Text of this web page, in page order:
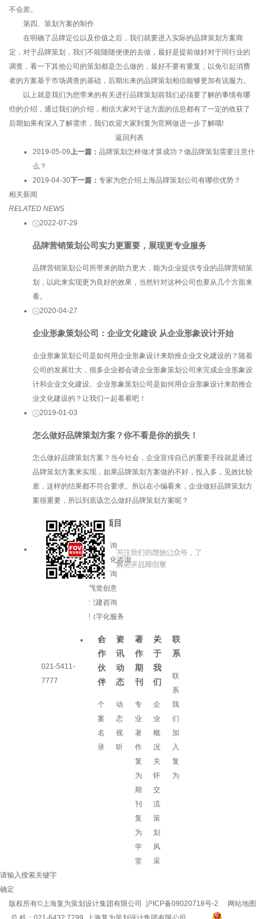
不会差。
第四、策划方案的制作
在明确了品牌定位以及价值之后，我们就要进入实际的品牌策划方案商
定，对于品牌策划，我们不能随随便便的去做，最好是提前做好对于同行业的
调查，看一下其他公司的策划都是怎么做的，最好不要有重复，以免引起消费
者的方案基于市场调查的基础，后期出来的品牌策划相信能够更加有说服力。
以上就是我们为您带来的有关进行品牌策划前我们必须要了解的事情有哪
些的介绍，通过我们的介绍，相信大家对于这方面的信息都有了一定的收获了
后期如果有深入了解需求，我们欢迎大家到复为官网做进一步了解哦!
返回列表
2019-05-09上一篇： 品牌策划怎样做才算成功？做品牌策划需要注意什
么？
2019-04-30下一篇： 专家为您介绍上海品牌策划公司有哪些优势？
相关新闻
RELATED NEWS
2022-07-29
品牌营销策划公司实力更重要，展现更专业服务
品牌营销策划公司所带来的助力更大，能为企业提供专业的品牌营销策
划，以此来实现更为良好的效果，当然针对这种公司也要从几个方面来
看。
2020-04-27
企业形象策划公司：企业文化建设 从企业形象设计开始
企业形象策划公司是如何用企业形象设计来助推企业文化建设的？随着
公司的发展壮大，很多企业都会请企业形象策划公司来完成企业形象设
计和企业文化建设。企业形象策划公司是如何用企业形象设计来助推企
业文化建设的？让我们一起看看吧！
2019-01-03
怎么做好品牌策划方案？你不看是你的损失！
怎么做好品牌策划方案？当今社会，企业宣传自己的重要手段就是通过
品牌策划方案来实现，如果品牌策划方案做的不好，投入多，见效比较
差，这样的结果都不符合要求。所以在小编看来，企业做好品牌策划方
案很重要，所以到底该怎么做好品牌策划方案呢？
021-5411-
7777
服务项目
品牌咨询
企业文化咨询
增长咨询
视觉创意
党建咨询
数字化服务
合
作
伙
伴
个
案
名
录
资
讯
动
态
动
态
视
听
著
作
期
刊
专
业
著
作
复
为
期
刊
复
为
学
堂
关
于
我
们
企
业
概
况
关
怀
交
流
策
划
风
采
联
系
联
系
我
们
加
入
复
为
请输入搜索关键字
确定
网站地图
版权所有©上海复为策划设计集团有限公司 沪ICP备09020718号-2